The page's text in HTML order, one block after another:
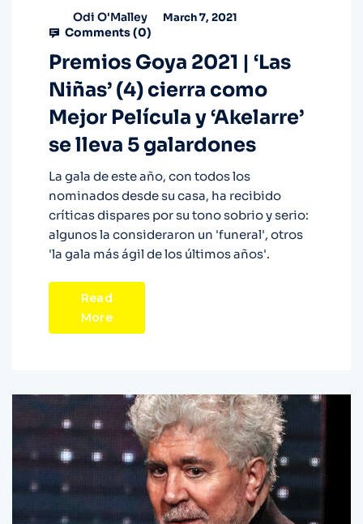
Odi O'Malley March 7, 2021
Comments (0)
Premios Goya 2021 | ‘Las
Niñas’ (4) cierra como
Mejor Película y ‘Akelarre’
se lleva 5 galardones
La gala de este año, con todos los
nominados desde su casa, ha recibido
críticas dispares por su tono sobrio y serio:
algunos la consideraron un 'funeral', otros
'la gala más ágil de los últimos años'.
Read
More